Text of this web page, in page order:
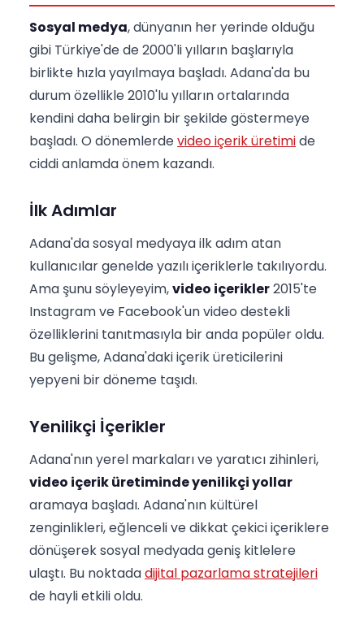
Sosyal medya, dünyanın her yerinde olduğu
gibi Türkiye'de de 2000'li yılların başlarıyla
birlikte hızla yayılmaya başladı. Adana'da bu
durum özellikle 2010'lu yılların ortalarında
kendini daha belirgin bir şekilde göstermeye
başladı. O dönemlerdevideo içerik üretimide
ciddi anlamda önem kazandı.
İlk Adımlar
Adana'da sosyal medyaya ilk adım atan
kullanıcılar genelde yazılı içeriklerle takılıyordu.
Ama şunu söyleyeyim,video içerikler2015'te
Instagram ve Facebook'un video destekli
özelliklerini tanıtmasıyla bir anda popüler oldu.
Bu gelişme, Adana'daki içerik üreticilerini
yepyeni bir döneme taşıdı.
Yenilikçi İçerikler
Adana'nın yerel markaları ve yaratıcı zihinleri,
video içerik üretiminde yenilikçi yollar
aramaya başladı. Adana'nın kültürel
zenginlikleri, eğlenceli ve dikkat çekici içeriklere
dönüşerek sosyal medyada geniş kitlelere
ulaştı. Bu noktadadijital pazarlama stratejileri
de hayli etkili oldu.